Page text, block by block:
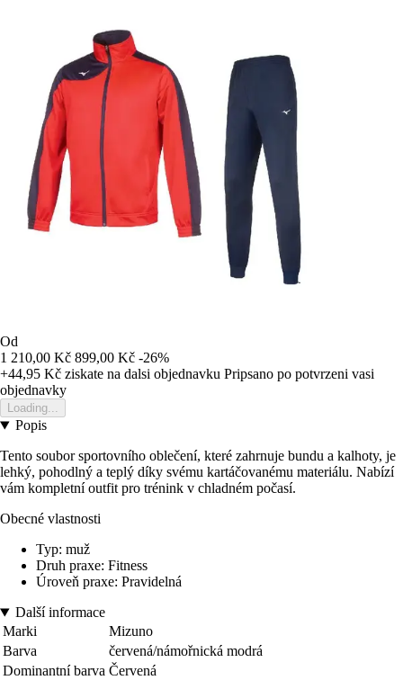
Od
1 210,00 Kč 899,00 Kč -26%
+44,95 Kč ziskate na dalsi objednavku Pripsano po potvrzeni vasi
objednavky
Loading...
Popis
Tento soubor sportovního oblečení, které zahrnuje bundu a kalhoty, je
lehký, pohodlný a teplý díky svému kartáčovanému materiálu. Nabízí
vám kompletní outfit pro trénink v chladném počasí.
Obecné vlastnosti
Typ: muž
Druh praxe: Fitness
Úroveň praxe: Pravidelná
Další informace
Marki
Mizuno
Barva
červená/námořnická modrá
Dominantní barva Červená